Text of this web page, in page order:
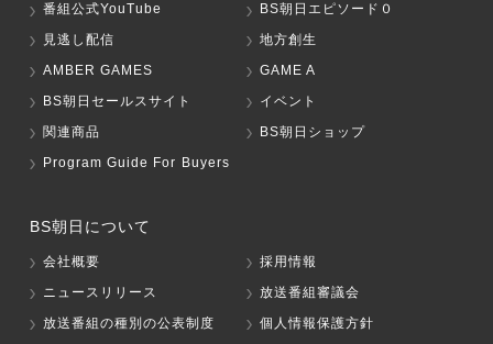
番組公式YouTube
BS朝日エピソード０
見逃し配信
地方創生
AMBER GAMES
GAME A
BS朝日セールスサイト
イベント
関連商品
BS朝日ショップ
Program Guide For Buyers
BS朝日について
会社概要
採用情報
ニュースリリース
放送番組審議会
放送番組の種別の公表制度
個人情報保護方針